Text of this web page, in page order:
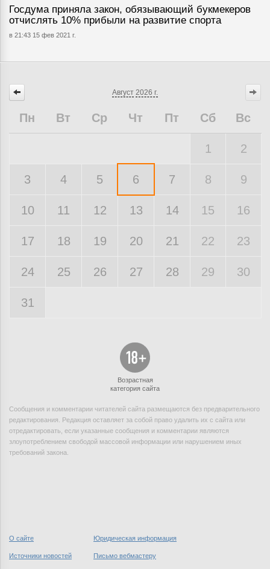
Госдума приняла закон, обязывающий букмекеров
отчислять 10% прибыли на развитие спорта
в 21:43 15 фев 2021 г.
Август 2026 г.
Пн Вт Ср Чт Пт Сб Вс
1 2
3 4 5 6 7 8 9
10 11 12 13 14 15 16
17 18 19 20 21 22 23
24 25 26 27 28 29 30
31
Возрастная
категория сайта
Сообщения и комментарии читателей сайта размещаются без предварительного
редактирования. Редакция оставляет за собой право удалить их с сайта или
отредактировать, если указанные сообщения и комментарии являются
злоупотреблением свободой массовой информации или нарушением иных
требований закона.
О сайте Юридическая информация
Источники новостей Письмо вебмастеру